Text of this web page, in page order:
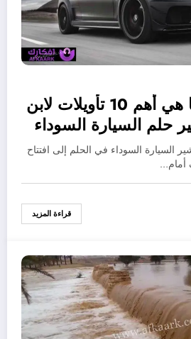
تعرف علي – ما هي أهم 10 تأويلات لابن
السيارة السوداء
السيارة السوداء في الحلم إلى افتتاح
أمام…
قراءة المزيد